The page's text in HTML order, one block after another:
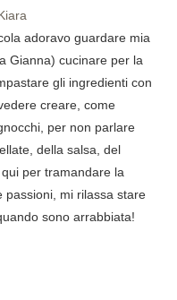
adoravo guardare mia
Gianna) cucinare per la
gli ingredienti con
creare, come
per non parlare
della salsa, del
per tramandare la
passioni, mi rilassa stare
sono arrabbiata!